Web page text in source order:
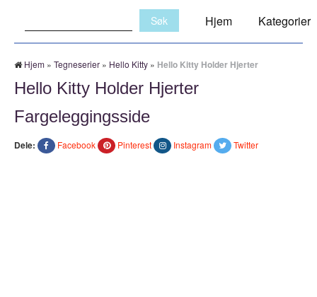
Hjem Kategorier
Hjem » Tegneserier » Hello Kitty » Hello Kitty Holder Hjerter
Hello Kitty Holder Hjerter
Fargeleggingsside
Dele: Facebook Pinterest Instagram Twitter